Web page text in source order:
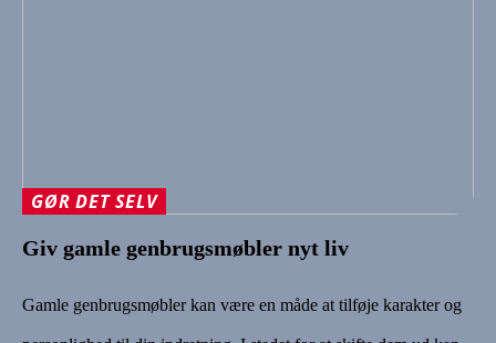
GØR DET SELV
Giv gamle genbrugsmøbler nyt liv
Gamle genbrugsmøbler kan være en måde at tilføje karakter og